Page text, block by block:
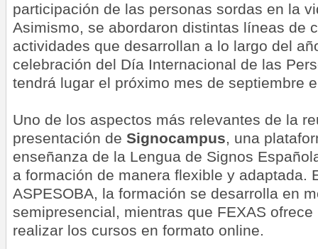
participación de las personas sordas en la
Asimismo, se abordaron distintas líneas de
actividades que desarrollan a lo largo del
celebración del Día Internacional de las
tendrá lugar el próximo mes de septiembre
Uno de los aspectos más relevantes de la
presentación de Signocampus, una
enseñanza de la Lengua de Signos
a formación de manera flexible y adaptada.
ASPESOBA, la formación se desarrolla en
semipresencial, mientras que FEXAS
realizar los cursos en formato online.